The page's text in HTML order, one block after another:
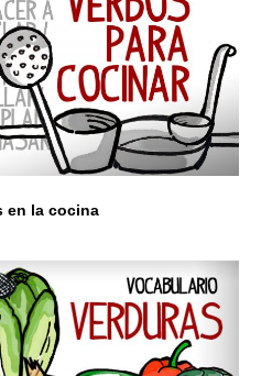
en la cocina